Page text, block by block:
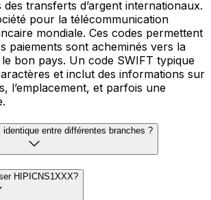
transferts d’argent internationaux.
pour la télécommunication
mondiale. Ces codes permettent
paiements sont acheminés vers la
bon pays. Un code SWIFT typique
et inclut des informations sur
l’emplacement, et parfois une
entre différentes branches ?
HIPICNS1XXX?